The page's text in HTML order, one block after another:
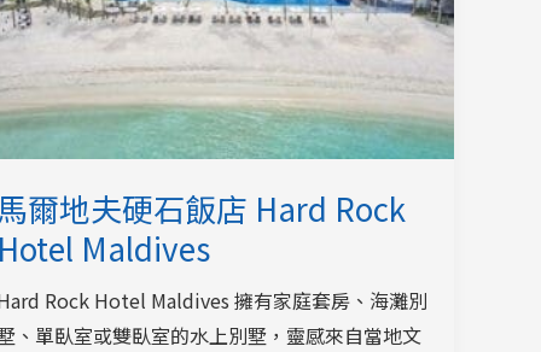
爾地夫硬石飯店 Hard Rock
Maldives
Rock Hotel Maldives 擁有家庭套房、海灘別
、單臥室或雙臥室的水上別墅，靈感來自當地文